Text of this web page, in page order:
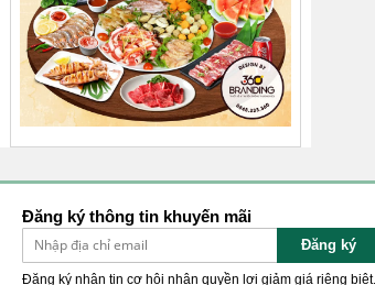
Đăng ký thông tin khuyến mãi
Đăng ký
Đăng ký nhận tin cơ hội nhận quyền lợi giảm giá riêng biệt.